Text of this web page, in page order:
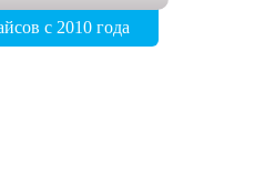
с 2010 года